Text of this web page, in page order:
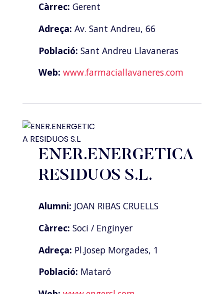
Càrrec: Gerent
Adreça: Av. Sant Andreu, 66
Població: Sant Andreu Llavaneras
Web: www.farmaciallavaneres.com
ENER.ENERGETICA
RESIDUOS S.L.
Alumni: JOAN RIBAS CRUELLS
Càrrec: Soci / Enginyer
Adreça: Pl.Josep Morgades, 1
Població: Mataró